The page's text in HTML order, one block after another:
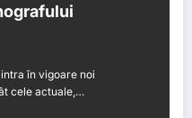
în vigoare noi
cele actuale,…